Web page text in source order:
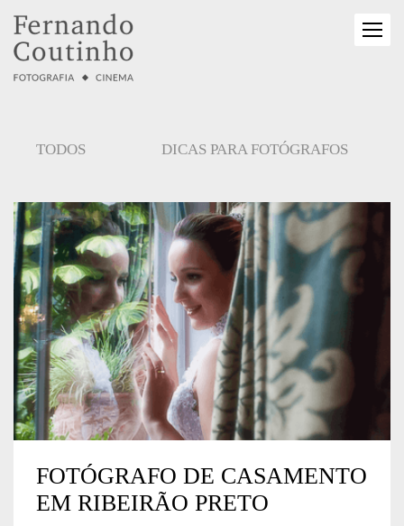
TODOS DICAS PARA FOTÓGRAFOS
FOTÓGRAFO DE CASAMENTO
EM RIBEIRÃO PRETO